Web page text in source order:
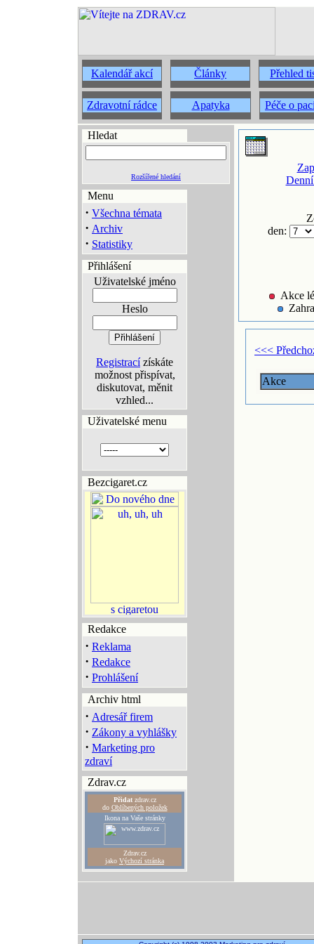
Kalendář akcí Články Přehled
Zdravotní rádce Apatyka Péče o
Hledat
Rozšířené hledání
Menu
· Všechna témata
· Archiv
· Statistiky
Přihlášení
Uživatelské jméno
Heslo
Registracízískáte
možnost přispívat,
diskutovat, měnit
vzhled...
Uživatelské menu
Bezcigaret.cz
Redakce
· Reklama
· Redakce
· Prohlášení
Archiv html
· Adresář firem
· Zákony a vyhlášky
· Marketing pro
zdraví
Zdrav.cz
Přidatzdrav.cz
do Oblíbených položek
Ikona na Vaše stránky
Zdrav.cz
jako Výchozí stránka
den:
Akce
<<<
Akce